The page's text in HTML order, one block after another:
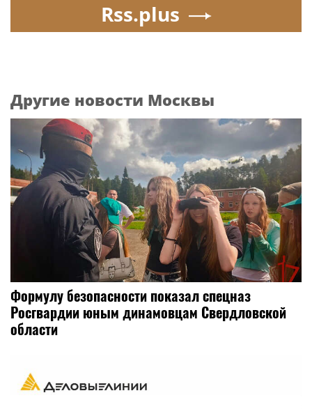
Rss.plus
Другие новости Москвы
Формулу безопасности показал спецназ
Росгвардии юным динамовцам Свердловской
области